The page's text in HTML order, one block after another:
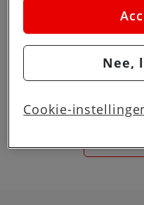
bedrijf in de gaten en
uitgebreide dashboards
apparaat.
plaatsen we alleen
de website goed te
we geen vormen van
Via cookie
cookies worden
wijzigen of intrekken
met jouw privacy.
Nee,
Cookie-